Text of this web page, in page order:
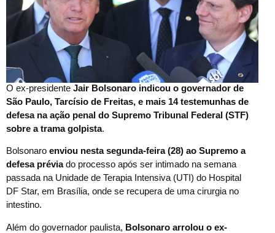
O ex-presidente Jair Bolsonaro indicou o governador de
São Paulo, Tarcísio de Freitas, e mais 14 testemunhas de
defesa na ação penal do Supremo Tribunal Federal (STF)
sobre a trama golpista.
Bolsonaro enviou nesta segunda-feira (28) ao Supremo a
defesa préviado processo após ser intimado na semana
passada na Unidade de Terapia Intensiva (UTI) do Hospital
DF Star, em Brasília, onde se recupera de uma cirurgia no
intestino.
Além do governador paulista, Bolsonaro arrolou o ex-